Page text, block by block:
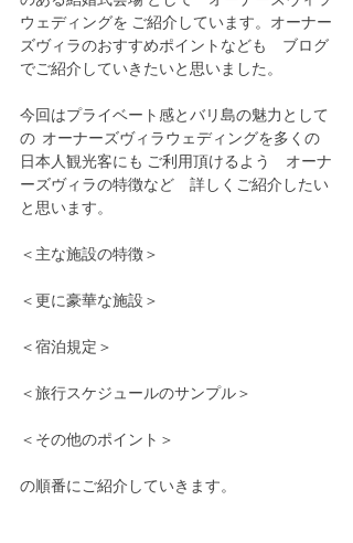
ウェディングを ご紹介しています。オーナー
ズヴィラのおすすめポイントなども　ブログ
でご紹介していきたいと思いました。
今回はプライベート感とバリ島の魅力として
の  オーナーズヴィラウェディングを多くの
日本人観光客にも ご利用頂けるよう　オーナ
ーズヴィラの特徴など　詳しくご紹介したい
と思います。
＜主な施設の特徴＞
＜更に豪華な施設＞
＜宿泊規定＞
＜旅行スケジュールのサンプル＞
＜その他のポイント＞
の順番にご紹介していきます。